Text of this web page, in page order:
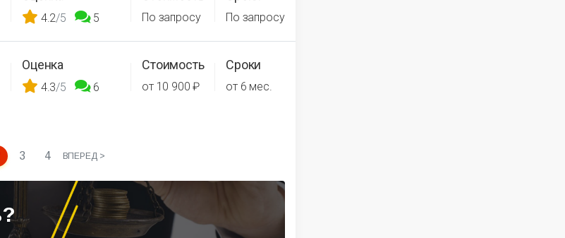
4.2/5 5 По запросу По запросу
Оценка
4.3/5 6
Стоимость
от 10 900 ₽
Сроки
от 6 мес.
3 4 ВПЕРЕД >